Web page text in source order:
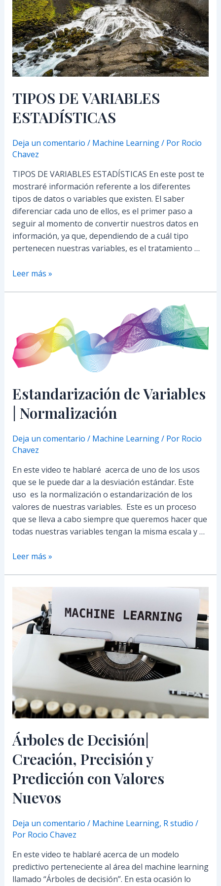
TIPOS DE VARIABLES
ESTADÍSTICAS
Deja un comentario / Machine Learning/ Por Rocio
Chavez
TIPOS DE VARIABLES ESTADÍSTICAS En este post te
mostraré información referente a los diferentes
tipos de datos o variables que existen. El saber
diferenciar cada uno de ellos, es el primer paso a
seguir al momento de convertir nuestros datos en
información, ya que, dependiendo de a cuál tipo
pertenecen nuestras variables, es el tratamiento …
Leer más »
Estandarización de Variables
| Normalización
Deja un comentario / Machine Learning/ Por Rocio
Chavez
En este video te hablaré acerca de uno de los usos
que se le puede dar a la desviación estándar. Este
uso es la normalización o estandarización de los
valores de nuestras variables. Este es un proceso
que se lleva a cabo siempre que queremos hacer que
todas nuestras variables tengan la misma escala y …
Variables
|
Normalización
Leer más »
Árboles de Decisión|
Creación, Precisión y
Predicción con Valores
Nuevos
Deja un comentario / Machine Learning, R studio /
Por Rocio Chavez
En este video te hablaré acerca de un modelo
predictivo perteneciente al área del machine learning
llamado “Árboles de decisión”. En esta ocasión lo
Decisión|
Creación,
Precisión
Valores
Nuevos